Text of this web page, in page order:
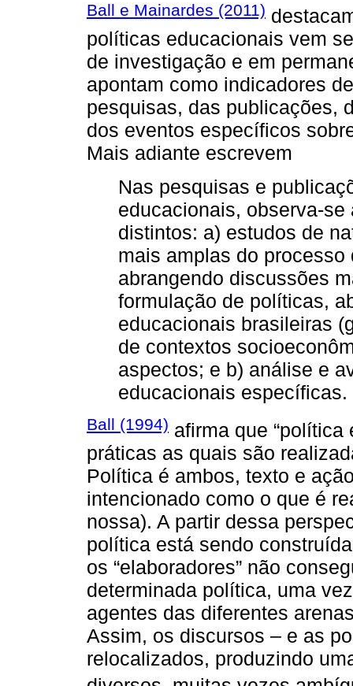
Ball e Mainardes (2011)
políticas educacionais vem
de investigação e em
apontam como indicadores
pesquisas, das publicações,
dos eventos específicos
Mais adiante escrevem
Nas pesquisas e
educacionais, observa-
distintos: a) estudos de
mais amplas do
abrangendo discussões
formulação de políticas,
educacionais brasileiras
de contextos
aspectos; e b) análise e
educacionais específicas.
Ball (1994) afirma que
práticas as quais são
Política é ambos, texto e
intencionado como o que é
nossa). A partir dessa
política está sendo
os “elaboradores” não
determinada política, uma
agentes das diferentes
Assim, os discursos – e as
relocalizados, produzindo